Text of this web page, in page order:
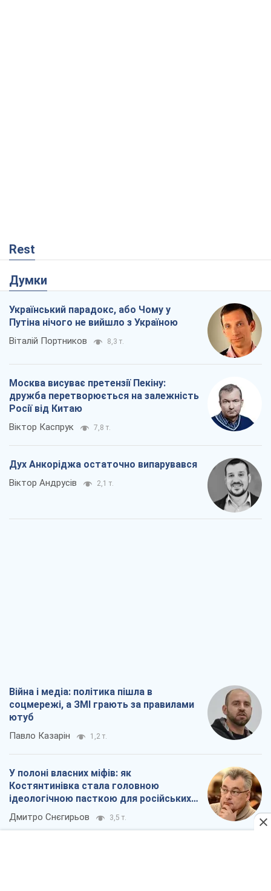
Rest
Думки
Український парадокс, або Чому у
Путіна нічого не вийшло з Україною
Віталій Портников 8,3 т.
Москва висуває претензії Пекіну:
дружба перетворюється на залежність
Росії від Китаю
Віктор Каспрук 7,8 т.
Дух Анкоріджа остаточно випарувався
Віктор Андрусів 2,1 т.
Війна і медіа: політика пішла в
соцмережі, а ЗМІ грають за правилами
ютуб
Павло Казарін 1,2 т.
У полоні власних міфів: як
Костянтинівка стала головною
ідеологічною пасткою для російських
окупантів
Дмитро Снєгирьов 3,5 т.